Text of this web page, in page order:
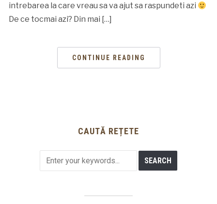
intrebarea la care vreau sa va ajut sa raspundeti azi
De ce tocmai azi? Din mai […]
CONTINUE READING
CAUTĂ REȚETE